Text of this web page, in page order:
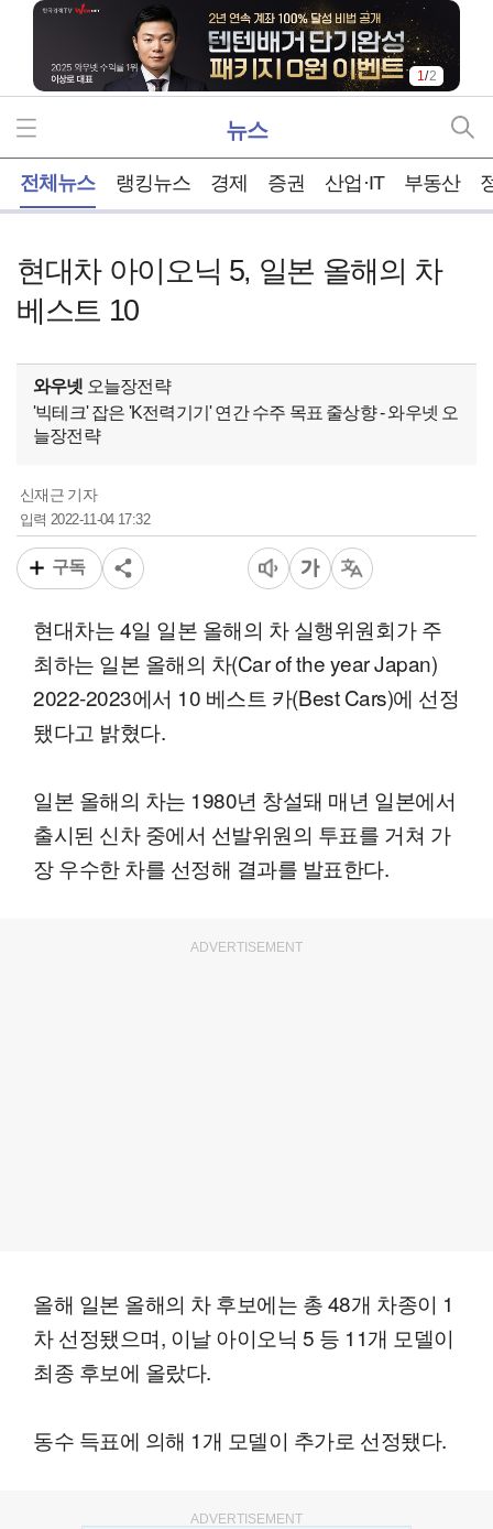
1/2
뉴스
전체뉴스 랭킹뉴스 경제 증권 산업·IT 부동산
현대차 아이오닉 5, 일본 올해의 차
베스트 10
와우넷 오늘장전략
'빅테크' 잡은 'K전력기기' 연간 수주 목표 줄상향 - 와우넷 오
늘장전략
신재근 기자
입력 2022-11-04 17:32
구독
현대차는 4일 일본 올해의 차 실행위원회가 주
최하는 일본 올해의 차(Car of the year Japan)
2022-2023에서 10 베스트 카(Best Cars)에 선정
됐다고 밝혔다.
일본 올해의 차는 1980년 창설돼 매년 일본에서
출시된 신차 중에서 선발위원의 투표를 거쳐 가
장 우수한 차를 선정해 결과를 발표한다.
ADVERTISEMENT
올해 일본 올해의 차 후보에는 총 48개 차종이 1
차 선정됐으며, 이날 아이오닉 5 등 11개 모델이
최종 후보에 올랐다.
동수 득표에 의해 1개 모델이 추가로 선정됐다.
ADVERTISEMENT